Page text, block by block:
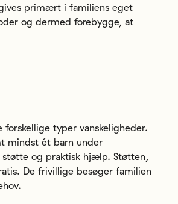
primært i familiens eget
og dermed forebygge, at
typer vanskeligheder.
mindst ét ​​barn under
støtte og praktisk hjælp. Støtten,
De frivillige besøger familien